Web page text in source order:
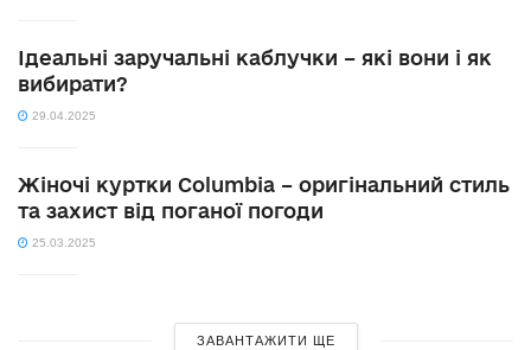
Ідеальні заручальні каблучки – які вони і як
вибирати?
29.04.2025
Жіночі куртки Columbia – оригінальний стиль
та захист від поганої погоди
25.03.2025
ЗАВАНТАЖИТИ ЩЕ